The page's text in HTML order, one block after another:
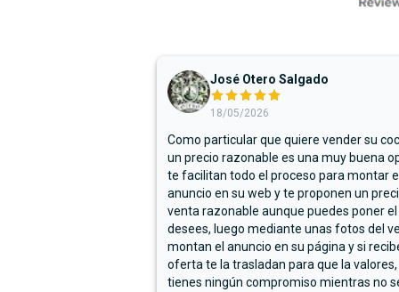
José Otero Salgado
18/05/2026
Como particular que quiere vender su
un precio razonable es una muy buena
te facilitan todo el proceso para montar
anuncio en su web y te proponen un
venta razonable aunque puedes poner
desees, luego mediante unas fotos del
montan el anuncio en su página y si
oferta te la trasladan para que la
tienes ningún compromiso mientras no